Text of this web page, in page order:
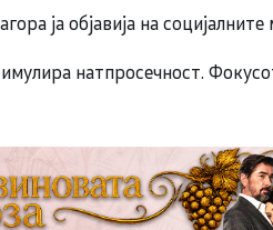
ја објавија на
натпросечност.